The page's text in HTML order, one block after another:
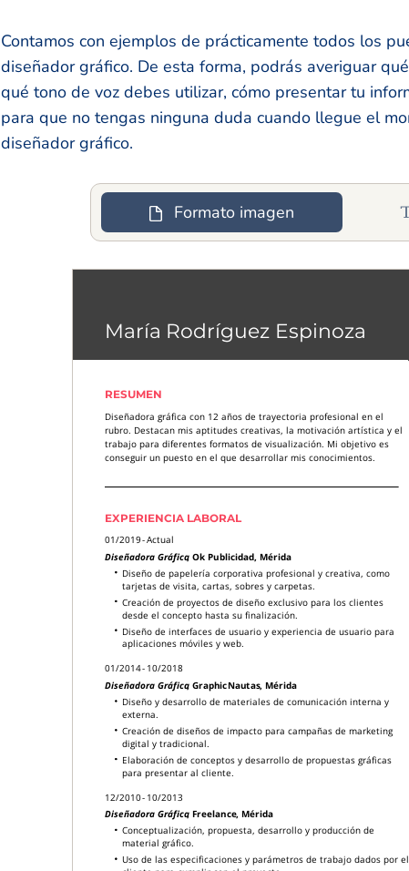
Contamos con ejemplos de prácticamente todos los
diseñador gráfico. De esta forma, podrás averiguar
qué tono de voz debes utilizar, cómo presentar tu
para que no tengas ninguna duda cuando llegue el
diseñador gráfico.
Formato imagen